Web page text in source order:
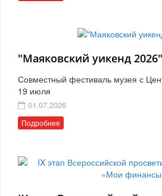
"Маяковский уикенд 2026"
Совместный фестиваль музея с
19 июля
01.07.2026
Подробнее